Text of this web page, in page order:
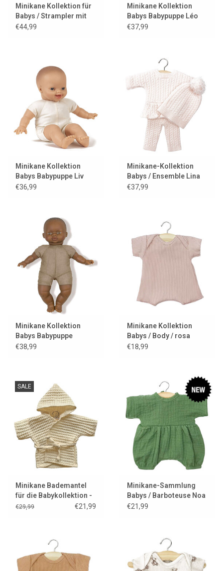
Minikane Kollektion für
Babys / Strampler mit
Katzenohren
€44,99
Minikane Kollektion
Babys Babypuppe Léo
€37,99
Minikane Kollektion
Babys Babypuppe Liv
€36,99
Minikane-Kollektion
Babys / Ensemble Lina
€37,99
Minikane Kollektion
Babys Babypuppe
Ondine
€38,99
Minikane Kollektion
Babys / Body / rosa
€18,99
SALE
Minikane Bademantel
für die Babykollektion -
ecru
€29,99 €21,99
Minikane-Sammlung
Babys / Barboteuse Noa
und Gaze de Coton Ortie
€21,99